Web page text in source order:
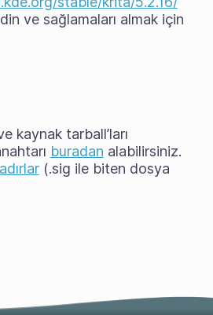
ve sağlamaları almak için
kaynak tarball’ları
buradan alabilirsiniz.
(.sig ile biten dosya